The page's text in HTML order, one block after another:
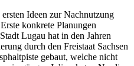
Ideen zur Nachnutzung
konkrete Planungen
Lugau hat in den Jahren
durch den Freistaat Sachsen
gebaut, welche nicht